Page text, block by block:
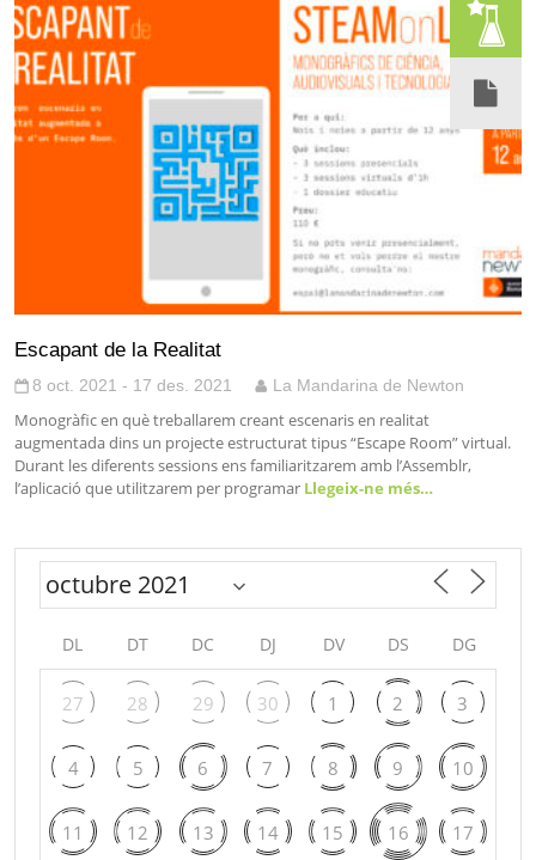
Escapant de la Realitat
8 oct. 2021 - 17 des. 2021 La Mandarina de Newton
Monogràfic en què treballarem creant escenaris en realitat
augmentada dins un projecte estructurat tipus “Escape Room” virtual.
Durant les diferents sessions ens familiaritzarem amb l’Assemblr,
l’aplicació que utilitzarem per programar Llegeix-ne més…
DL DT DC DJ DV DS DG
27 28 29 30 1 2 3
4 5 6 7 8 9 10
11 12 13 14 15 16 17